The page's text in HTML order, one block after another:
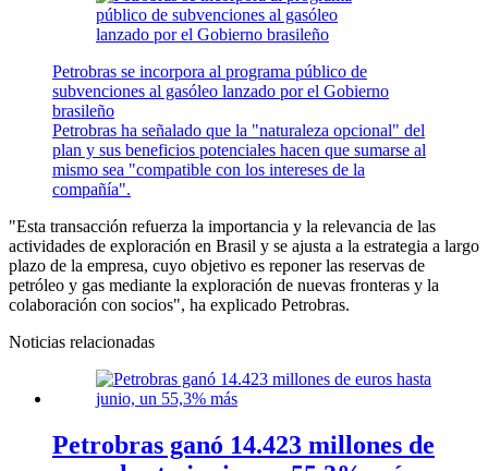
Petrobras se incorpora al programa público de
subvenciones al gasóleo lanzado por el Gobierno
brasileño
Petrobras ha señalado que la "naturaleza opcional" del
plan y sus beneficios potenciales hacen que sumarse al
mismo sea "compatible con los intereses de la
compañía".
"Esta transacción refuerza la importancia y la relevancia de las
actividades de exploración en Brasil y se ajusta a la estrategia a largo
plazo de la empresa, cuyo objetivo es reponer las reservas de
petróleo y gas mediante la exploración de nuevas fronteras y la
colaboración con socios", ha explicado Petrobras.
Noticias relacionadas
Petrobras ganó 14.423 millones de